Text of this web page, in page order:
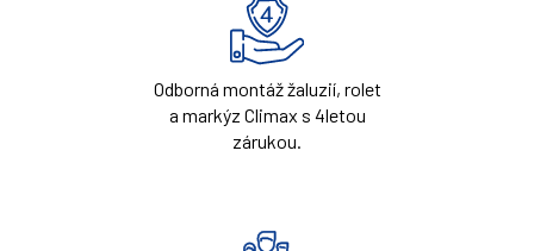
Odborná montáž žaluzií, rolet
a markýz Climax s 4letou
zárukou.